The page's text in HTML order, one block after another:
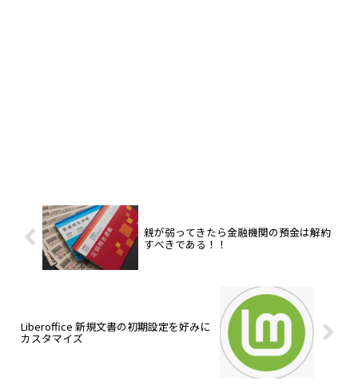
親が弱ってきたら金融機関の預金は解約
すべきである！！
Liberoffice 新規文書の初期設定を好みに
カスタマイズ